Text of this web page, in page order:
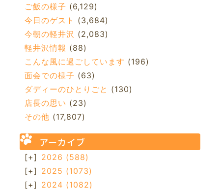
ご飯の様子 (6,129)
今日のゲスト (3,684)
今朝の軽井沢 (2,083)
軽井沢情報 (88)
こんな風に過ごしています (196)
面会での様子 (63)
ダディーのひとりごと (130)
店長の思い (23)
その他 (17,807)
アーカイブ
[+] 2026 (588)
[+] 2025 (1073)
[+] 2024 (1082)